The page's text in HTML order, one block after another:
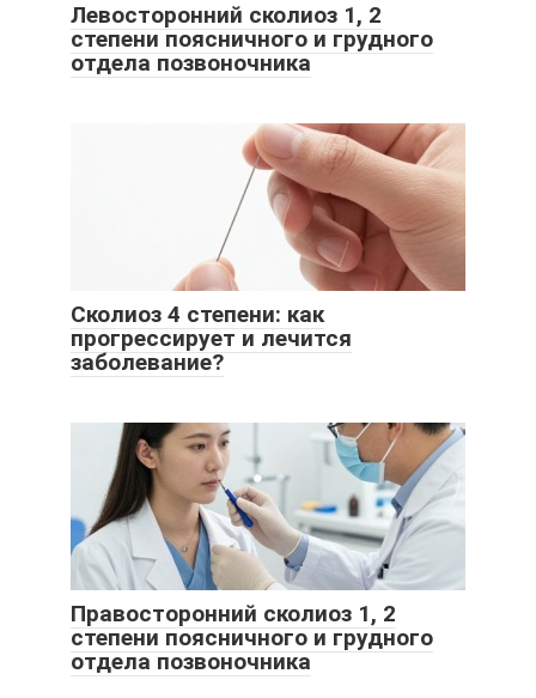
Левосторонний сколиоз 1, 2
степени поясничного и грудного
отдела позвоночника
Сколиоз 4 степени: как
прогрессирует и лечится
заболевание?
Правосторонний сколиоз 1, 2
степени поясничного и грудного
отдела позвоночника